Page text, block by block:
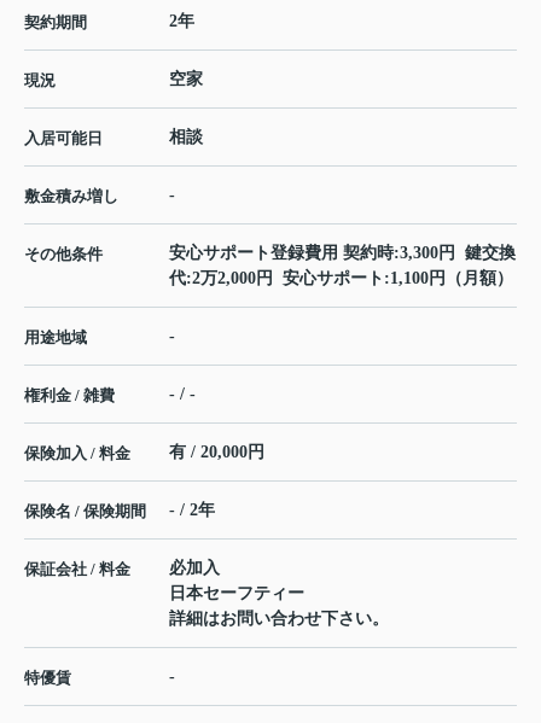
契約期間 2年
現況 空家
入居可能日 相談
敷金積み増し -
その他条件
安心サポート登録費用 契約時:3,300円 鍵交換
代:2万2,000円 安心サポート:1,100円（月額）
用途地域 -
権利金 / 雑費 - / -
保険加入 / 料金 有 / 20,000円
保険名 / 保険期間 - / 2年
保証会社 / 料金
必加入
日本セーフティー
詳細はお問い合わせ下さい。
特優賃 -